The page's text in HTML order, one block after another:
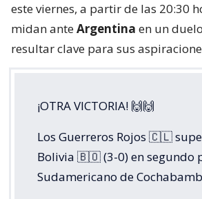
este viernes, a partir de las 20:30
midan anteArgentina en un
resultar clave para sus
¡OTRA VICTORIA! 🙌🙌
Los Guerreros Rojos 🇨🇱
Bolivia 🇧🇴 (3-0) en segundo
Sudamericano de